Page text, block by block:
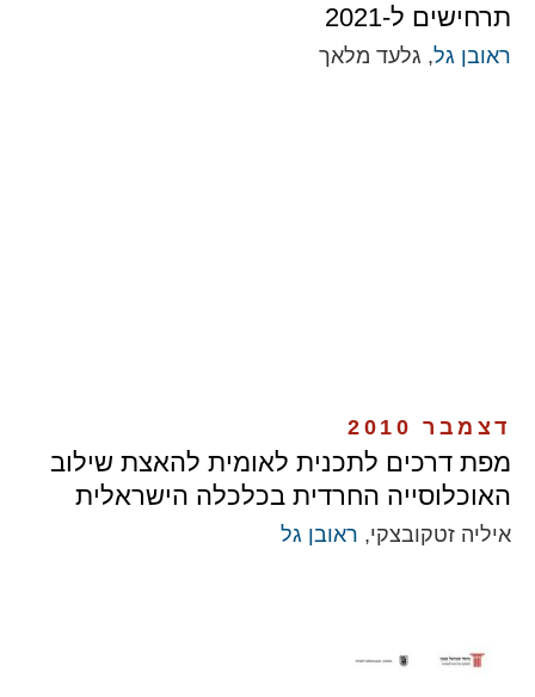
תרחישים ל-2021
ראובן גל, גלעד מלאך
דצמבר 2010
מפת דרכים לתכנית לאומית להאצת שילוב
האוכלוסייה החרדית בכלכלה הישראלית
איליה זטקובצקי, ראובן גל